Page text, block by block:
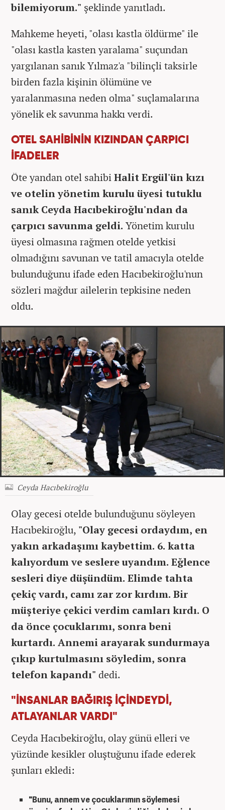
bilemiyorum." şeklinde yanıtladı.
Mahkeme heyeti, "olası kastla öldürme" ile
"olası kastla kasten yaralama" suçundan
yargılanan sanık Yılmaz'a "bilinçli taksirle
birden fazla kişinin ölümüne ve
yaralanmasına neden olma" suçlamalarına
yönelik ek savunma hakkı verdi.
OTEL SAHİBİNİN KIZINDAN ÇARPICI
İFADELER
Öte yandan otel sahibiHalit Ergül'ün kızı
ve otelin yönetim kurulu üyesi tutuklu
sanık Ceyda Hacıbekiroğlu'ndan da
çarpıcı savunma geldi. Yönetim kurulu
üyesi olmasına rağmen otelde yetkisi
olmadığını savunan ve tatil amacıyla otelde
bulunduğunu ifade eden Hacıbekiroğlu'nun
sözleri mağdur ailelerin tepkisine neden
oldu.
Ceyda Hacıbekiroğlu
Olay gecesi otelde bulunduğunu söyleyen
Hacıbekiroğlu, "Olay gecesi ordaydım, en
yakın arkadaşımı kaybettim. 6. katta
kalıyordum ve seslere uyandım. Eğlence
sesleri diye düşündüm. Elimde tahta
çekiç vardı, camı zar zor kırdım. Bir
müşteriye çekici verdim camları kırdı. O
da önce çocuklarımı, sonra beni
kurtardı. Annemi arayarak sundurmaya
çıkıp kurtulmasını söyledim, sonra
telefon kapandı" dedi.
"İNSANLAR BAĞIRIŞ İÇİNDEYDİ,
ATLAYANLAR VARDI"
Ceyda Hacıbekiroğlu, olay günü elleri ve
yüzünde kesikler oluştuğunu ifade ederek
şunları ekledi:
"Bunu, annem veçocuklarımın söylemesi